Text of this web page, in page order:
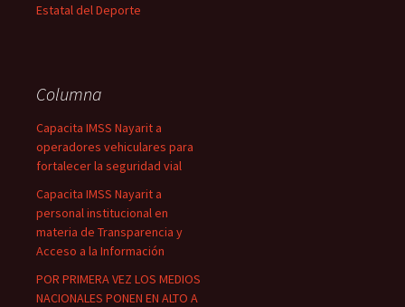
Estatal del Deporte
Columna
Capacita IMSS Nayarit a
operadores vehiculares para
fortalecer la seguridad vial
Capacita IMSS Nayarit a
personal institucional en
materia de Transparencia y
Acceso a la Información
POR PRIMERA VEZ LOS MEDIOS
NACIONALES PONEN EN ALTO A